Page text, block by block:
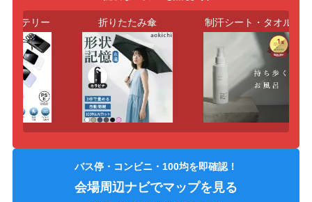
テリー 折りたたみ傘 制汗シート・タオル
バス停・コンビニ・100均を即確認！
会場周辺ナビでマップを見る